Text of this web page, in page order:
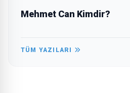
Mehmet Can Kimdir?
TÜM YAZILARI